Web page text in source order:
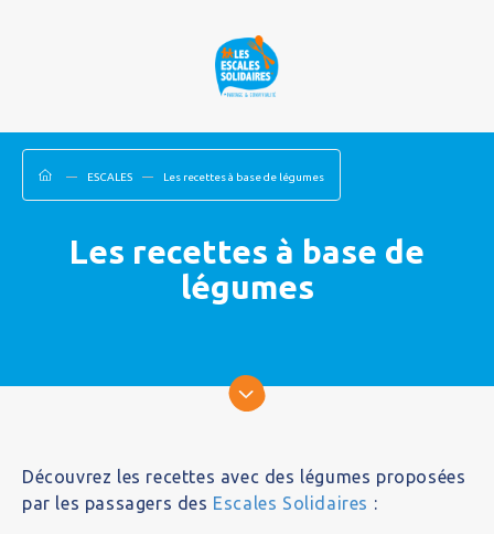
ESCALES Les recettes à base de légumes
Les recettes à base de
légumes
Découvrez les recettes avec des légumes proposées
par les passagers des Escales Solidaires :